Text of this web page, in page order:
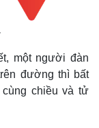
một người đàn
đường thì bất
chiều và tử